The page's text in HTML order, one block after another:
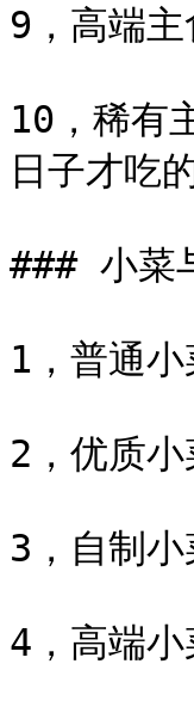
9，高端
10，稀有
日子才吃的
### 小菜
1，普通
2，优质
3，自制
4，高端